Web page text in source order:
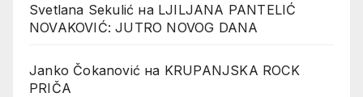
Svetlana Sekulić на LJILJANA PANTELIĆ
NOVAKOVIĆ: JUTRO NOVOG DANA
Janko Čokanović на KRUPANJSKA ROCK
PRIČA